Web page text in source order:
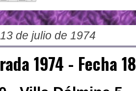
de julio de 1974
1974 - Fecha 18